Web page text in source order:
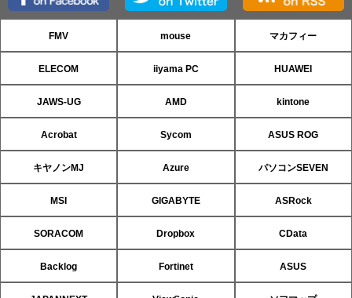
FMV mouse マカフィー
ELECOM iiyama PC HUAWEI
JAWS-UG AMD kintone
Acrobat Sycom ASUS ROG
キヤノンMJ Azure パソコンSEVEN
MSI GIGABYTE ASRock
SORACOM Dropbox CData
Backlog Fortinet ASUS